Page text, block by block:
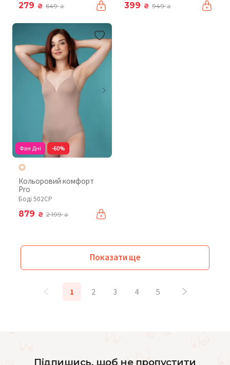
279 ₴ 649₴ 399 ₴ 949₴
Фан Дні -60%
Кольоровий комфорт
Pro
Боді 502CP
879 ₴ 2 199₴
Показати ще
1 2 3 4 5
Підпишись, щоб не пропустити